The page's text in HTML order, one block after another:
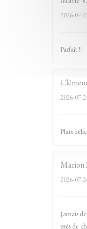
2026-07-
Parfait !!
2026-07-
Plats
Marion
2026-07-
Jamais
près de